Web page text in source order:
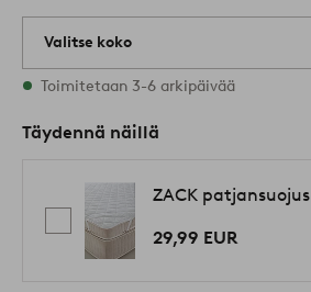
Valitse koko
Varastossa on kaikkia kokoja
Toimitetaan 3-6 arkipäivää
Täydennä näillä
ZACK patjansuojus
29,99 EUR